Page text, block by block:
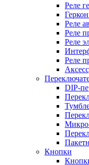
Реле
Реле
Реле
Реле
Реле
DIP-
Кнопки